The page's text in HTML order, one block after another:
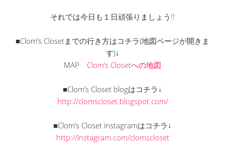
それでは今日も１日頑張りましょう!!
■Clom’s Closetまでの行き方はコチラ(地図ページが開きま
す)↓
MAP Clom’s Closetへの地図
■Clom’s Closet blogはコチラ↓
http://clomscloset.blogspot.com/
■Clom’s Closet instagramはコチラ↓
http://instagram.com/clomscloset